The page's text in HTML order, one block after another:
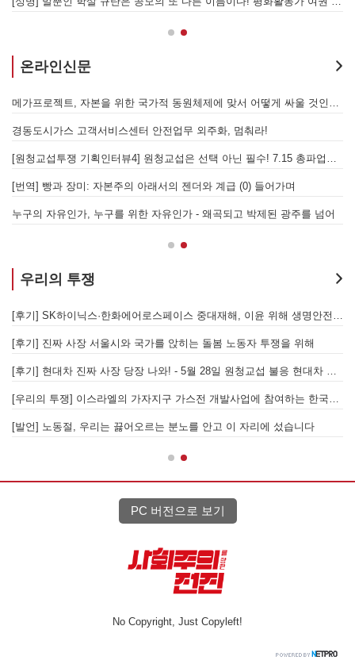
온라인신문
메가프로젝트, 자본을 위한 국가적 동원체제에 맞서 어떻게 싸울 것인가?
경동도시가스 고객서비스센터 안전업무 외주화, 멈춰라!
[원청교섭투쟁 기획인터뷰4] 원청교섭은 선택 아닌 필수! 7.15 총파업은 자본에 원청교섭 시작을 알리는 첫걸음이자 선전포고다
[번역] 빵과 장미: 자본주의 아래서의 젠더와 계급 (0) 들어가며
누구의 자유인가, 누구를 위한 자유인가 - 왜곡되고 박제된 광주를 넘어
우리의 투쟁
[후기] SK하이닉스·한화에어로스페이스 중대재해, 이윤 위해 생명안전을 위협하는 '첨단산업' 자본을 규탄하다
[후기] 진짜 사장 서울시와 국가를 앉히는 돌봄 노동자 투쟁을 위해
[후기] 현대차 진짜 사장 당장 나와! - 5월 28일 원청교섭 불응 현대차 규탄 금속노조 결의대회
[우리의 투쟁] 이스라엘의 가자지구 가스전 개발사업에 참여하는 한국석유공사 규탄 기자회견이 열리다.
[발언] 노동절, 우리는 끓어오르는 분노를 안고 이 자리에 섰습니다
PC 버전으로 보기
No Copyright, Just Copyleft!